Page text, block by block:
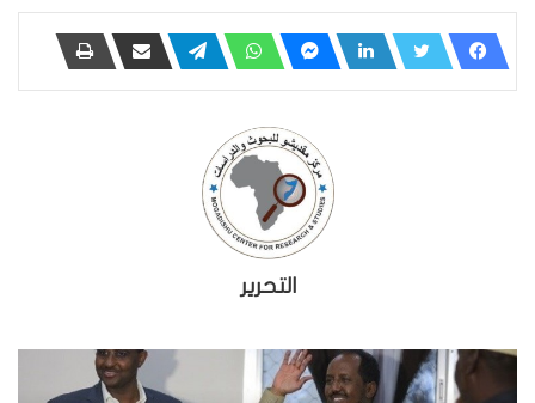
التحرير